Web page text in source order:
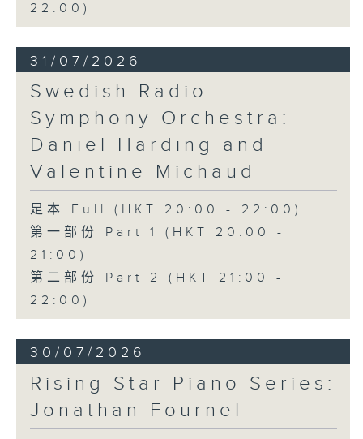
22:00)
31/07/2026
Swedish Radio
Symphony Orchestra:
Daniel Harding and
Valentine Michaud
足本 Full (HKT 20:00 - 22:00)
第一部份 Part 1 (HKT 20:00 -
21:00)
第二部份 Part 2 (HKT 21:00 -
22:00)
30/07/2026
Rising Star Piano Series:
Jonathan Fournel